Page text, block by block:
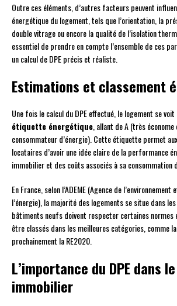
Outre ces éléments, d’autres facteurs peuvent
énergétique du logement, tels que l’orientation, la
double vitrage ou encore la qualité de l’isolation
essentiel de prendre en compte l’ensemble de ces
un calcul de DPE précis et réaliste.
Estimations et classement
Une fois le calcul du DPE effectué, le logement se
étiquette énergétique , allant de A (très
consommateur d’énergie). Cette étiquette permet
locataires d’avoir une idée claire de la performance
immobilier et des coûts associés à sa consommation
En France, selon l’ADEME (Agence de
l’énergie), la majorité des logements se situe dans
bâtiments neufs doivent respecter certaines normes
être classés dans les meilleures catégories, comme
prochainement la RE2020.
L’importance du DPE dans
immobilier